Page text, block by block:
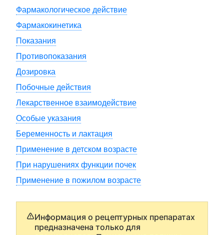
Фармакологическое действие
Фармакокинетика
Показания
Противопоказания
Дозировка
Побочные действия
Лекарственное взаимодействие
Особые указания
Беременность и лактация
Применение в детском возрасте
При нарушениях функции почек
Применение в пожилом возрасте
Информация о рецептурных препаратах
предназначена только для